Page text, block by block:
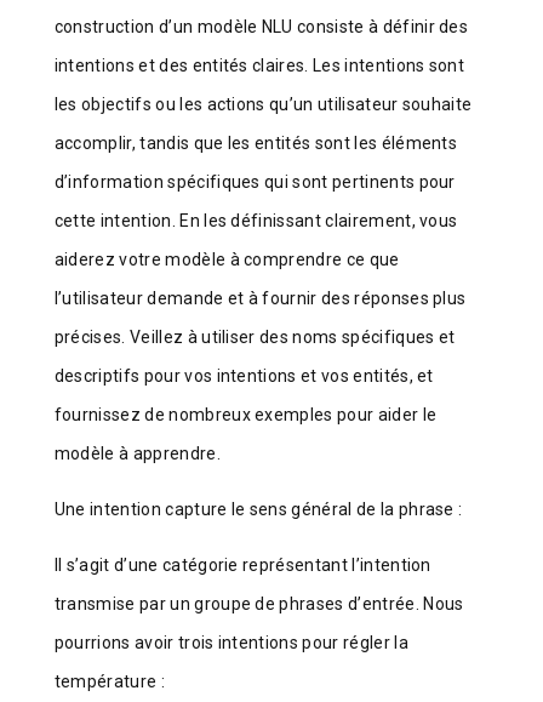
construction d’un modèle NLU consiste à définir des
intentions et des entités claires. Les intentions sont
les objectifs ou les actions qu’un utilisateur souhaite
accomplir, tandis que les entités sont les éléments
d’information spécifiques qui sont pertinents pour
cette intention. En les définissant clairement, vous
aiderez votre modèle à comprendre ce que
l’utilisateur demande et à fournir des réponses plus
précises. Veillez à utiliser des noms spécifiques et
descriptifs pour vos intentions et vos entités, et
fournissez de nombreux exemples pour aider le
modèle à apprendre.
Une intention capture le sens général de la phrase :
Il s’agit d’une catégorie représentant l’intention
transmise par un groupe de phrases d’entrée. Nous
pourrions avoir trois intentions pour régler la
température :